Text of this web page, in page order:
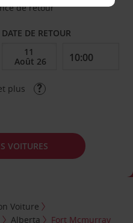
de retour
DATE DE RETOUR
plus
VOITURES
Voiture
Alberta Fort Mcmurray